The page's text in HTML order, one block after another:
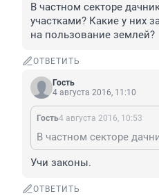
В частном секторе
участками? Какие у них
на пользование землей?
ОТВЕТИТЬ
Гость
4 августа 2016, 11:10
Гость4 августа 2016, 10:53
Учи законы.
ОТВЕТИТЬ